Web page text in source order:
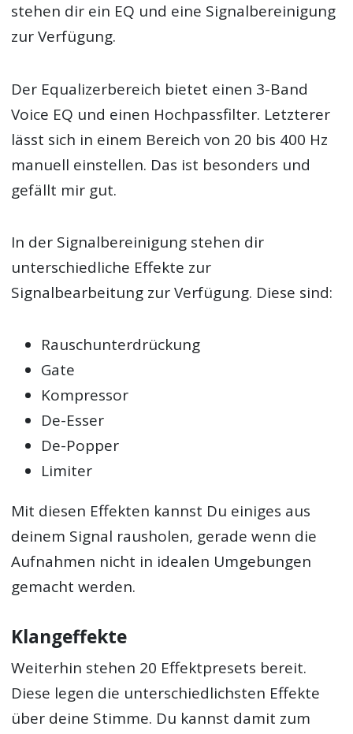
stehen dir ein EQ und eine Signalbereinigung
zur Verfügung.
Der Equalizerbereich bietet einen 3-Band
Voice EQ und einen Hochpassfilter. Letzterer
lässt sich in einem Bereich von 20 bis 400 Hz
manuell einstellen. Das ist besonders und
gefällt mir gut.
In der Signalbereinigung stehen dir
unterschiedliche Effekte zur
Signalbearbeitung zur Verfügung. Diese sind:
Rauschunterdrückung
Gate
Kompressor
De-Esser
De-Popper
Limiter
Mit diesen Effekten kannst Du einiges aus
deinem Signal rausholen, gerade wenn die
Aufnahmen nicht in idealen Umgebungen
gemacht werden.
Klangeffekte
Weiterhin stehen 20 Effektpresets bereit.
Diese legen die unterschiedlichsten Effekte
über deine Stimme. Du kannst damit zum